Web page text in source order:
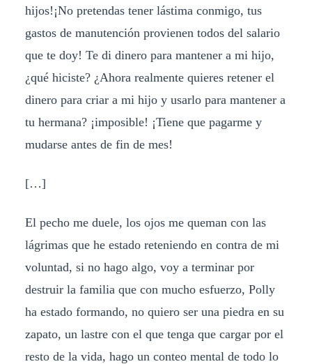
hijos!¡No pretendas tener lástima conmigo, tus
gastos de manutención provienen todos del salario
que te doy! Te di dinero para mantener a mi hijo,
¿qué hiciste? ¿Ahora realmente quieres retener el
dinero para criar a mi hijo y usarlo para mantener a
tu hermana? ¡imposible! ¡Tiene que pagarme y
mudarse antes de fin de mes!
[…]
El pecho me duele, los ojos me queman con las
lágrimas que he estado reteniendo en contra de mi
voluntad, si no hago algo, voy a terminar por
destruir la familia que con mucho esfuerzo, Polly
ha estado formando, no quiero ser una piedra en su
zapato, un lastre con el que tenga que cargar por el
resto de la vida, hago un conteo mental de todo lo